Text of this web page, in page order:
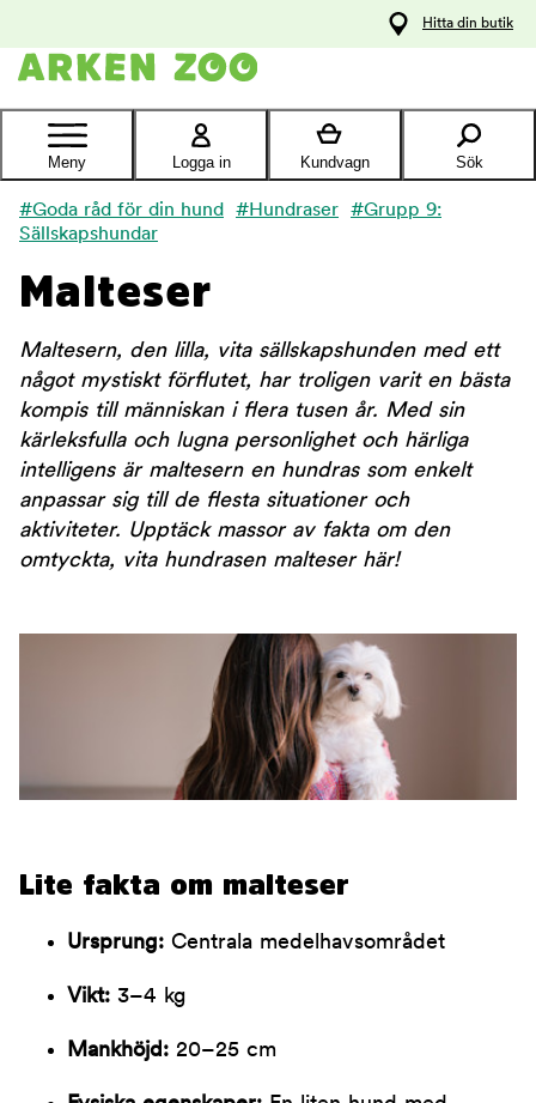
Kontakta
Hitta din butik
Meny Logga in Kundvagn Sök
#Goda råd för din hund #Hundraser
#Grupp 9:
Sällskapshundar
Malteser
Maltesern, den lilla, vita sällskapshunden med ett
något mystiskt förflutet, har troligen varit en bästa
kompis till människan i flera tusen år. Med sin
kärleksfulla och lugna personlighet och härliga
intelligens är maltesern en hundras som enkelt
anpassar sig till de flesta situationer och
aktiviteter. Upptäck massor av fakta om den
omtyckta, vita hundrasen malteser här!
Lite fakta om malteser
Ursprung: Centrala medelhavsområdet
Vikt: 3–4 kg
Mankhöjd: 20–25 cm